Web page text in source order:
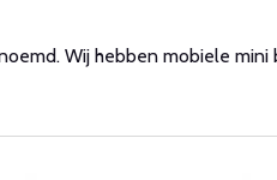
Wij hebben mobiele